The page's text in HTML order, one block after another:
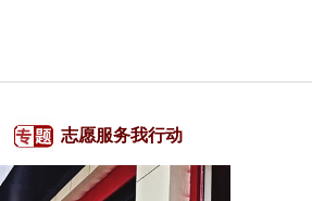
志愿服务我行动